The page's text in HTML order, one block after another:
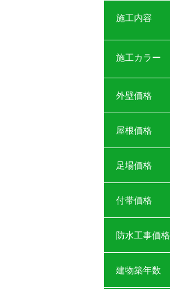
施工内容
施工カラー
外壁価格
屋根価格
足場価格
付帯価格
防水工事価格
建物築年数